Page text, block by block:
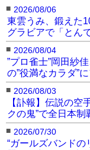
■ 2026/08/06
東雲うみ、鍛えた
グラビアで「とん
■ 2026/08/04
”プロ雀士”岡田紗
の”役満なカラダ”
■ 2026/08/03
【訃報】伝説の空
クの鬼”で全日本制
■ 2026/07/30
“ガールズバンド